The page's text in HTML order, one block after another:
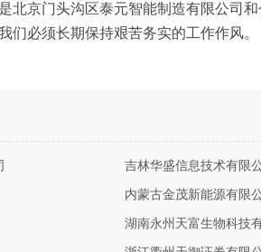
北京门头沟区泰元智能制造有限公司
们必须长期保持艰苦务实的工作作风。
吉林华盛信息技术有限
内蒙古金茂新能源有限
湖南永州天富生物科技